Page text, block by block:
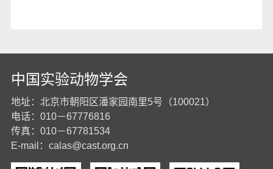
中国实验动物学会
地址：北京市朝阳区潘家园南里5号（100021）
电话：010－67776816
传真：010－67781534
E-mail： calas@cast.org.cn